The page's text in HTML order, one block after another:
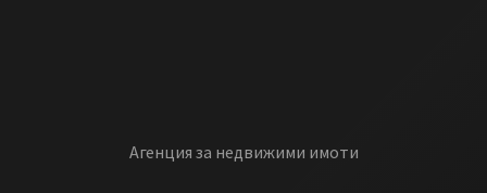
Агенция за недвижими имоти